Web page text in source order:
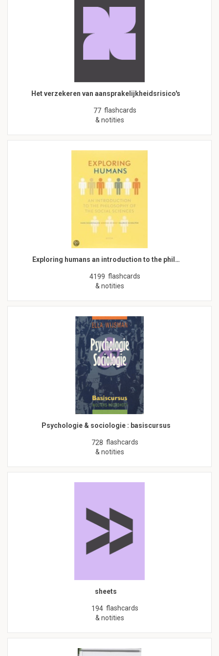
Het verzekeren van aansprakelijkheidsrisico's
77 flashcards
& notities
Exploring humans an introduction to the phil…
4199 flashcards
& notities
Psychologie & sociologie : basiscursus
728 flashcards
& notities
sheets
194 flashcards
& notities